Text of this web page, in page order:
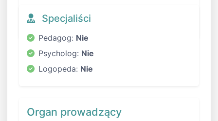
Specjaliści
Pedagog: Nie
Psycholog: Nie
Logopeda: Nie
Organ prowadzący